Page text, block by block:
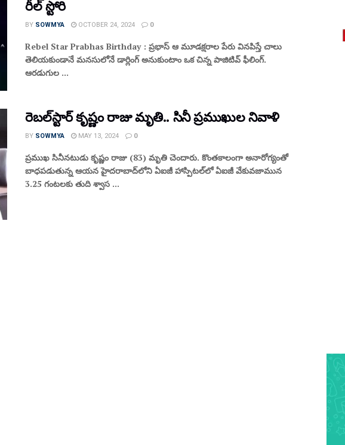
రీల్‌ స్టోరి
BY SOWMYA OCTOBER 24, 2024 0
Rebel Star Prabhas Birthday : ప్రభాస్‌ ఆ మూడక్షరాల పేరు వినపిస్తే చాలు
తెలియకుండానే మనసులోనే డార్లింగ్‌ అనుకుంటాం ఒక చిన్న పాజిటివ్‌ ఫీలింగ్‌.
ఆరడుగుల ...
రెబల్‌స్టార్ కృష్ణం రాజు మృతి.. సినీ ప్రముఖుల నివాళి
BY SOWMYA MAY 13, 2024 0
ప్రముఖ సినీనటుడు కృష్ణం రాజు (83) మృతి చెందారు. కొంతకాలంగా అనారోగ్యంతో
బాధపడుతున్న ఆయన హైదరాబాద్‌లోని ఏఐజీ హాస్పిటల్‌లో ఏఐజీ వేకువజామున
3.25 గంటలకు తుది శ్వాస ...